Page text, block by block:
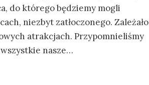
do którego będziemy mogli
niezbyt zatłoczonego. Zależało
atrakcjach. Przypomnieliśmy
nasze…